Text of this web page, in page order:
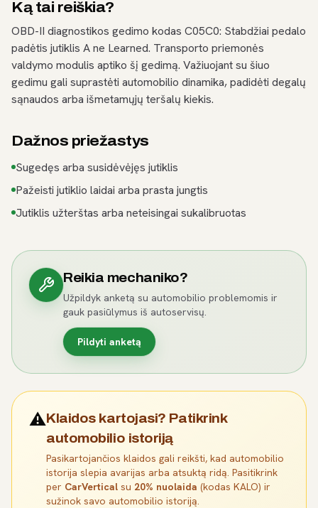
Ką tai reiškia?
OBD-II diagnostikos gedimo kodas C05C0: Stabdžiai pedalo
padėtis jutiklis A ne Learned. Transporto priemonės
valdymo modulis aptiko šį gedimą. Važiuojant su šiuo
gedimu gali suprastėti automobilio dinamika, padidėti degalų
sąnaudos arba išmetamųjų teršalų kiekis.
Dažnos priežastys
Sugedęs arba susidėvėjęs jutiklis
Pažeisti jutiklio laidai arba prasta jungtis
Jutiklis užterštas arba neteisingai sukalibruotas
Reikia mechaniko?
Užpildyk anketą su automobilio problemomis ir
gauk pasiūlymus iš autoservisų.
Pildyti anketą
⚠️Klaidos kartojasi? Patikrink
automobilio istoriją
Pasikartojančios klaidos gali reikšti, kad automobilio
istorija slepia avarijas arba atsuktą ridą. Pasitikrink
per CarVertical su 20% nuolaida (kodas KALO) ir
sužinok savo automobilio istoriją.